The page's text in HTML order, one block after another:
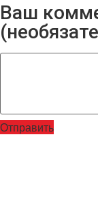
Ваш
Отправить